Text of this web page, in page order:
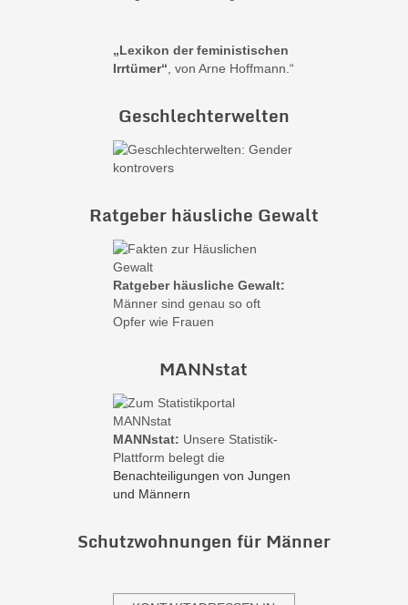
„Lexikon der feministischen
Irrtümer“ , von Arne Hoffmann.“
Geschlechterwelten
Ratgeber häusliche Gewalt
Ratgeber häusliche Gewalt:
Männer sind genau so oft
Opfer wie Frauen
MANNstat
MANNstat: Unsere Statistik-
Plattform belegt die
Benachteiligungen von Jungen
und Männern
Schutzwohnungen für Männer